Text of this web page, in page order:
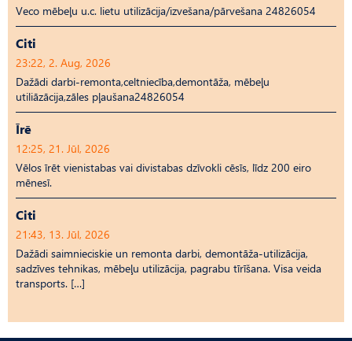
Veco mēbeļu u.c. lietu utilizācija/izvešana/pārvešana 24826054
Citi
23:22, 2. Aug, 2026
Dažādi darbi-remonta,celtniecība,demontāža, mēbeļu
utiliāzācija,zāles pļaušana24826054
Īrē
12:25, 21. Jūl, 2026
Vēlos īrēt vienistabas vai divistabas dzīvokli cēsīs, līdz 200 eiro
mēnesī.
Citi
21:43, 13. Jūl, 2026
Dažādi saimnieciskie un remonta darbi, demontāža-utilizācija,
sadzīves tehnikas, mēbeļu utilizācija, pagrabu tīrīšana. Visa veida
transports. […]